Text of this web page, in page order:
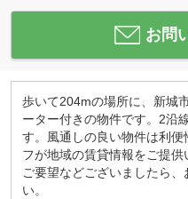
お問
歩いて204mの場所に、新城
ーター付きの物件です。2沿
す。風通しの良い物件は利
フが地域の賃貸情報をご提
ご要望などございましたら
い。